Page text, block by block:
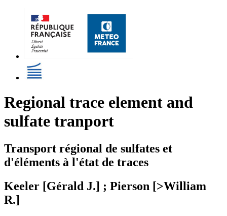
Regional trace element and
sulfate tranport
Transport régional de sulfates et
d'éléments à l'état de traces
Keeler [Gérald J.] ; Pierson [>William
R.]